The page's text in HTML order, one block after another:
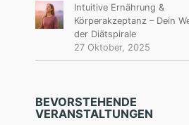
Intuitive Ernährung &
Körperakzeptanz – Dein
der Diätspirale
27 Oktober, 2025
BEVORSTEHENDE
VERANSTALTUNGEN